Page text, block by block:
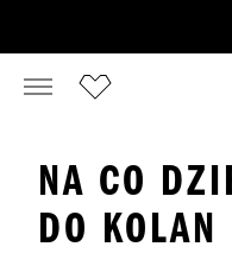
NA CO
DO KOLAN